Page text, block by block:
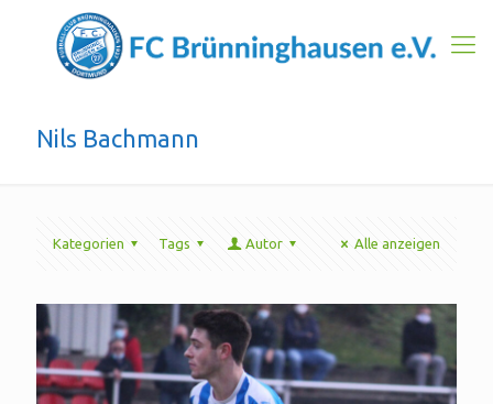
Nils Bachmann
Kategorien Tags Autor Alle anzeigen